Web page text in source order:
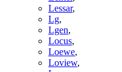
Lessar,
Lg,
Lgen,
Locus,
Loewe,
Loview,